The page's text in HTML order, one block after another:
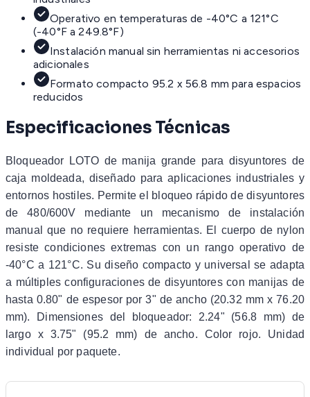
Operativo en temperaturas de -40°C a 121°C
(-40°F a 249.8°F)
Instalación manual sin herramientas ni accesorios
adicionales
Formato compacto 95.2 x 56.8 mm para espacios
reducidos
Especificaciones Técnicas
Bloqueador LOTO de manija grande para disyuntores de
caja moldeada, diseñado para aplicaciones industriales y
entornos hostiles. Permite el bloqueo rápido de disyuntores
de 480/600V mediante un mecanismo de instalación
manual que no requiere herramientas. El cuerpo de nylon
resiste condiciones extremas con un rango operativo de
-40°C a 121°C. Su diseño compacto y universal se adapta
a múltiples configuraciones de disyuntores con manijas de
hasta 0.80" de espesor por 3" de ancho (20.32 mm x 76.20
mm). Dimensiones del bloqueador: 2.24" (56.8 mm) de
largo x 3.75" (95.2 mm) de ancho. Color rojo. Unidad
individual por paquete.